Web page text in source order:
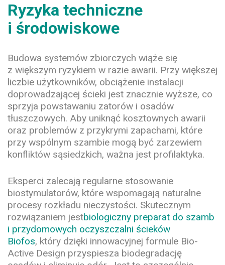
Ryzyka techniczne
i środowiskowe
Budowa systemów zbiorczych wiąże się
z większym ryzykiem w razie awarii. Przy większej
liczbie użytkowników, obciążenie instalacji
doprowadzającej ścieki jest znacznie wyższe, co
sprzyja powstawaniu zatorów i osadów
tłuszczowych. Aby uniknąć kosztownych awarii
oraz problemów z przykrymi zapachami, które
przy wspólnym szambie mogą być zarzewiem
konfliktów sąsiedzkich, ważna jest profilaktyka.
Eksperci zalecają regularne stosowanie
biostymulatorów, które wspomagają naturalne
procesy rozkładu nieczystości. Skutecznym
rozwiązaniem jestbiologiczny preparat do szamb
i przydomowych oczyszczalni ścieków
Biofos, który dzięki innowacyjnej formule Bio-
Active Design przyspiesza biodegradację